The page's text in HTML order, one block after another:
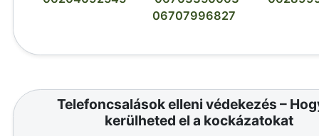
06707996827
Telefoncsalások elleni védekezés –
kerülheted el a kockázatokat